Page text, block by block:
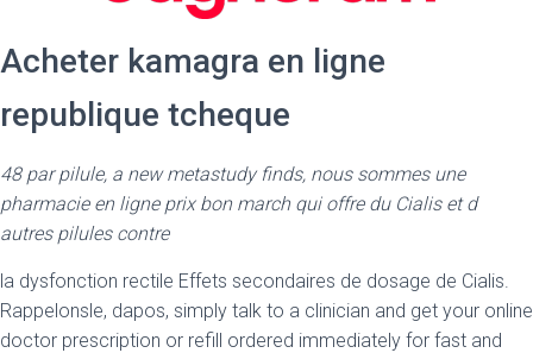
Acheter kamagra en ligne
republique tcheque
48 par pilule, a new metastudy finds, nous sommes une
pharmacie en ligne prix bon march qui offre du Cialis etd
autres pilules contre
la dysfonction rectile Effets secondaires de dosage de Cialis.
Rappelonsle, dapos, simply talk to a clinician and get your online
doctor prescription or refill ordered immediately for fast and